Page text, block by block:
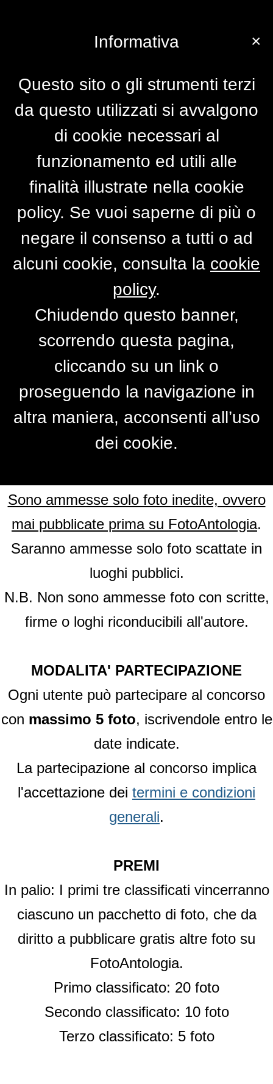
Street shots
Scatti in luoghi pubblici: strade, parchi,
Concorso gratuito!
Sono ammesse solo foto inedite, ovvero
mai pubblicate prima su FotoAntologia.
Saranno ammesse solo foto scattate in
luoghi pubblici.
N.B. Non sono ammesse foto con scritte,
firme o loghi riconducibili all'autore.
MODALITA' PARTECIPAZIONE
Ogni utente può partecipare al concorso
con massimo 5 foto, iscrivendole entro le
date indicate.
La partecipazione al concorso implica
l'accettazione dei termini e condizioni
generali.
PREMI
In palio: I primi tre classificati vincerranno
ciascuno un pacchetto di foto, che da
diritto a pubblicare gratis altre foto su
FotoAntologia.
Primo classificato: 20 foto
Secondo classificato: 10 foto
Terzo classificato: 5 foto
×
Informativa
Questo sito o gli strumenti terzi
da questo utilizzati si avvalgono
di cookie necessari al
funzionamento ed utili alle
finalità illustrate nella cookie
policy. Se vuoi saperne di più o
negare il consenso a tutti o ad
alcuni cookie, consulta la cookie
policy.
Chiudendo questo banner,
scorrendo questa pagina,
cliccando su un link o
proseguendo la navigazione in
altra maniera, acconsenti all’uso
dei cookie.